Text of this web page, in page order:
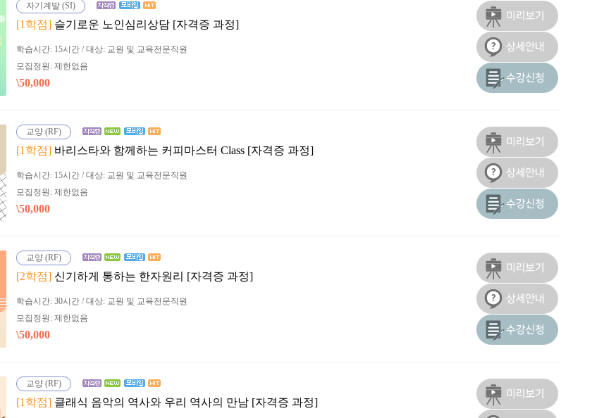
자기계발 (SI)
[1학점] 슬기로운 노인심리상담 [자격증 과정]
학습시간: 15시간 / 대상: 교원 및 교육전문직원
모집정원: 제한없음
\50,000
교양 (RF)
[1학점] 바리스타와 함께하는 커피마스터 Class [자격증 과정]
학습시간: 15시간 / 대상: 교원 및 교육전문직원
모집정원: 제한없음
\50,000
교양 (RF)
[2학점] 신기하게 통하는 한자원리 [자격증 과정]
학습시간: 30시간 / 대상: 교원 및 교육전문직원
모집정원: 제한없음
\50,000
교양 (RF)
[1학점] 클래식 음악의 역사와 우리 역사의 만남 [자격증 과정]